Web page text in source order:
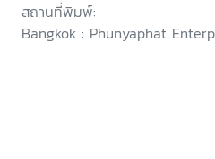
สถานที่พิมพ์:
Bangkok : Phunyaphat